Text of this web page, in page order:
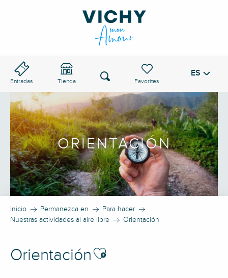
Entradas Tienda
Voir les favoris
Buscar ES
ORIENTACIÓN
Inicio Permanezca en
Para hacer
Nuestras actividades al aire libre
Orientación
Orientación Ajouter aux favoris